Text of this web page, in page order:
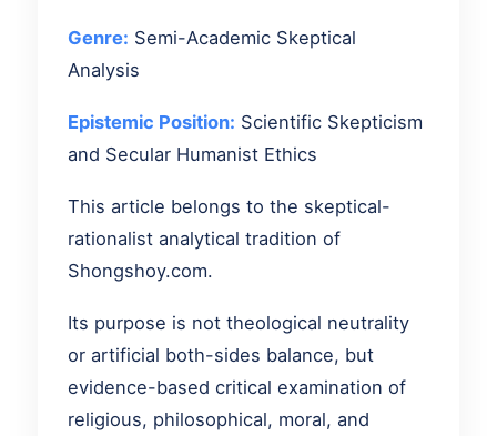
Genre: Semi-Academic Skeptical
Analysis
Epistemic Position: Scientific Skepticism
and Secular Humanist Ethics
This article belongs to the skeptical-
rationalist analytical tradition of
Shongshoy.com.
Its purpose is not theological neutrality
or artificial both-sides balance, but
evidence-based critical examination of
religious, philosophical, moral, and